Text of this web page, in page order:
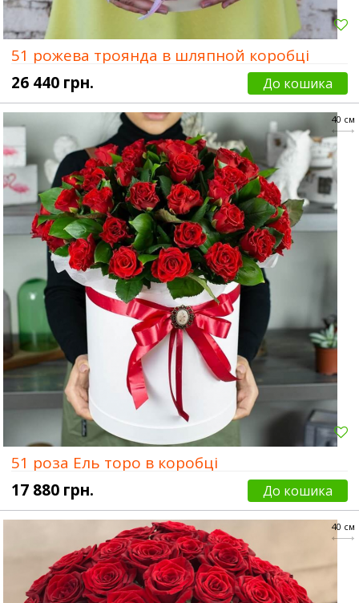
51 рожева троянда в шляпной коробці
26 440 грн.
До кошика
40 см
51 роза Ель торо в коробці
17 880 грн.
До кошика
40 см